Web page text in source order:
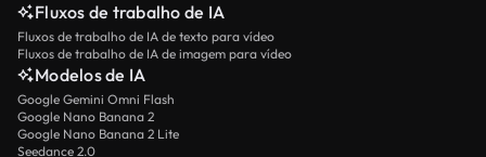
Fluxos de trabalho de IA
Fluxos de trabalho de IA de texto para vídeo
Fluxos de trabalho de IA de imagem para vídeo
Modelos de IA
Google Gemini Omni Flash
Google Nano Banana 2
Google Nano Banana 2 Lite
Seedance 2.0